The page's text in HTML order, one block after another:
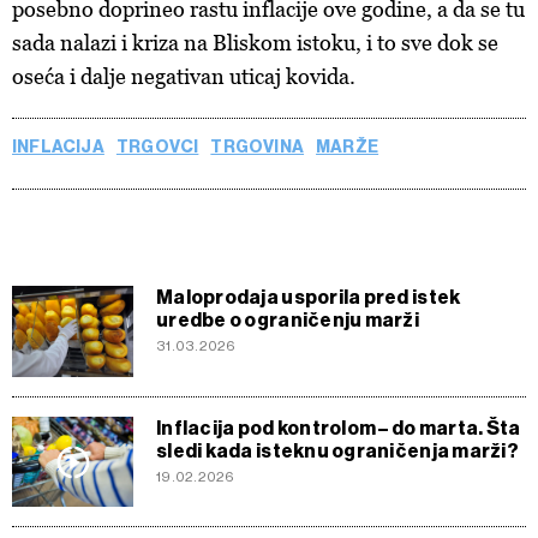
posebno doprineo rastu inflacije ove godine, a da se tu
sada nalazi i kriza na Bliskom istoku, i to sve dok se
oseća i dalje negativan uticaj kovida.
INFLACIJA TRGOVCI TRGOVINA MARŽE
Maloprodaja usporila pred istek
uredbe o ograničenju marži
31.03.2026
Inflacija pod kontrolom – do marta. Šta
sledi kada isteknu ograničenja marži?
19.02.2026